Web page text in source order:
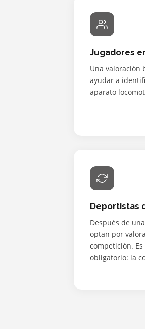
Jugadores
Una valoración
ayudar a
aparato
Deportistas
Después de
optan por
competición.
obligatorio: la